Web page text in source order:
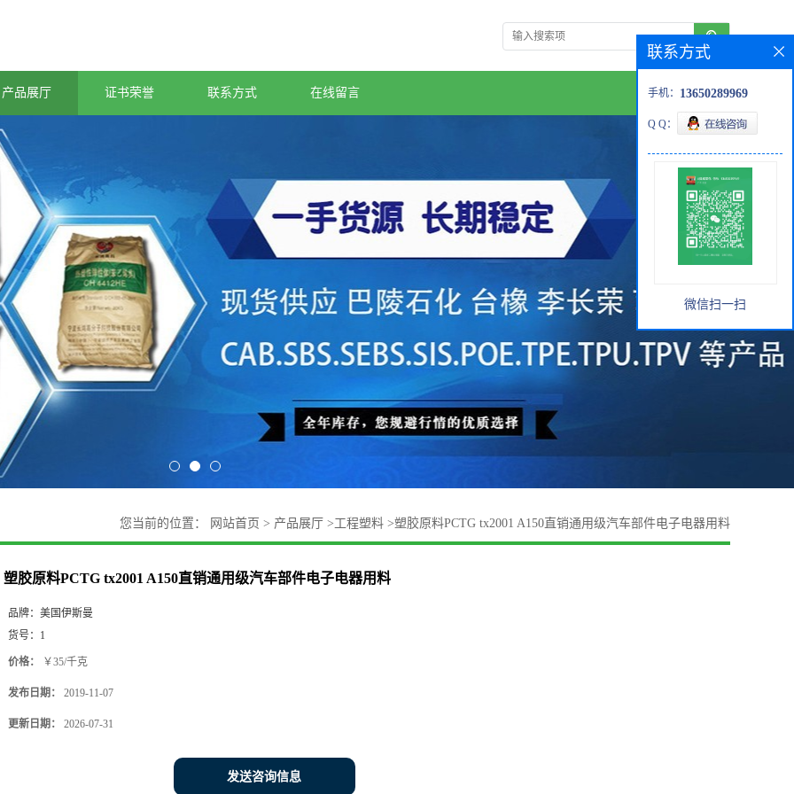
产品展厅 证书荣誉 联系方式 在线留言
您当前的位置： 网站首页 > 产品展厅 >工程塑料 >塑胶原料PCTG tx2001 A150直销通用级汽车部件电子电器用料
塑胶原料PCTG tx2001 A150直销通用级汽车部件电子电器用料
品牌： 美国伊斯曼
货号： 1
价格： ￥35/千克
发布日期： 2019-11-07
更新日期： 2026-07-31
发送咨询信息
联系方式
手机： 13650289969
Q Q：
微信扫一扫